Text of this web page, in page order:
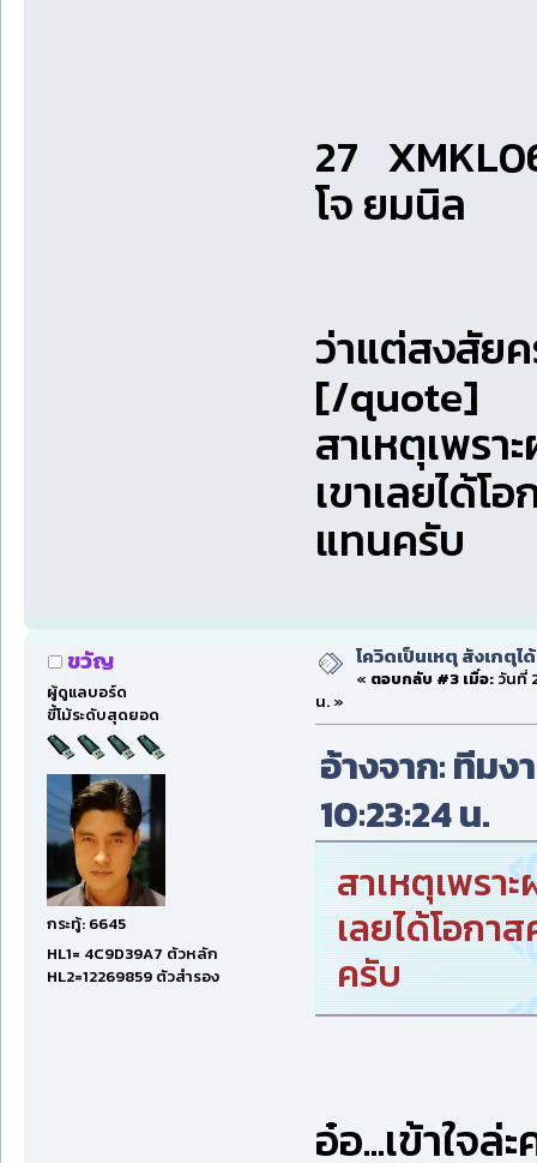
27
โจ ยมนิล
ว่าแต่สงสัย
[/quote]
สาเหตุเพร
เขาเลยได้โ
แทนครับ
ขวัญ
ผู้ดูแลบอร์ด
ขี้โม้ระดับสุดยอด
กระทู้: 6645
HL1= 4C9D39A7 ตัวหลัก
HL2=12269859 ตัวสำรอง
โควิดเป็นเหตุ สังเกตุได้
« ตอบกลับ #3 เมื่อ:วันที่
น. »
อ้างจาก: ทีมง
10:23:24 น.
สาเหตุเพรา
เลยได้โอกา
ครับ
อ๋อ...เข้าใจ